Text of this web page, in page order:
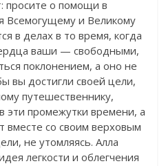
просите о помощи в
Всемогущему и Великому
в делах в то время, когда
ваши — свободными,
поклонением, а оно не
вы достигли своей цели,
путешественнику,
эти промежутки времени, а
вместе со своим верховым
не утомляясь. Алла
легкости и облегчения